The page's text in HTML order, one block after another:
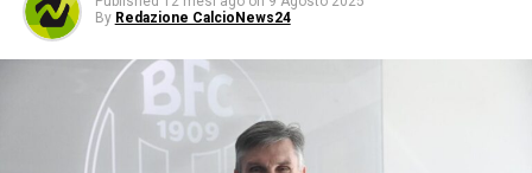
By Redazione CalcioNews24